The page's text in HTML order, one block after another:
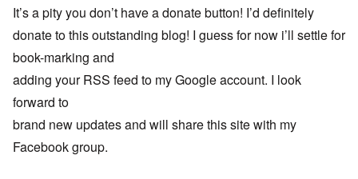
It’s a pity you don’t have a donate button! I’d definitely
donate to this outstanding blog! I guess for now i’ll settle for
book-marking and
adding your RSS feed to my Google account. I look
forward to
brand new updates and will share this site with my
Facebook group.